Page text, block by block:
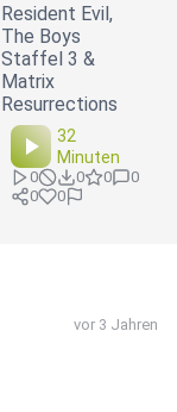
Resident Evil,
The Boys
Staffel 3 &
Matrix
Resurrections
32
Minuten
0 0 0
0
0
0
vor 3 Jahren